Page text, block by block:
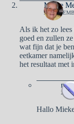
Mieke
25
Als ik het zo lees
goed en zullen
wat fijn dat je
eetkamer
het resultaat met
25
Hallo